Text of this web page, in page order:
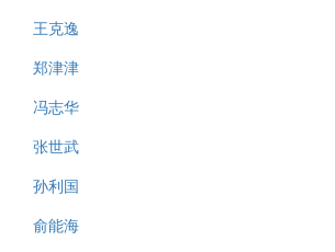
王克逸
郑津津
冯志华
张世武
孙利国
俞能海